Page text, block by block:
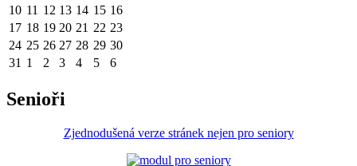
10 11 12 13 14 15 16
17 18 19 20 21 22 23
24 25 26 27 28 29 30
31 1 2 3 4 5 6
Senioři
Zjednodušená verze stránek nejen pro seniory